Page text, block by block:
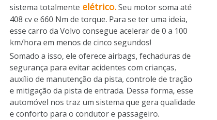
sistema totalmente elétrico.Seu motor soma até
408 cv e 660 Nm de torque. Para se ter uma ideia,
esse carro da Volvo consegue acelerar de 0 a 100
km/hora em menos de cinco segundos!
Somado a isso, ele oferece airbags, fechaduras de
segurança para evitar acidentes com crianças,
auxílio de manutenção da pista, controle de tração
e mitigação da pista de entrada. Dessa forma, esse
automóvel nos traz um sistema que gera qualidade
e conforto para o condutor e passageiro.